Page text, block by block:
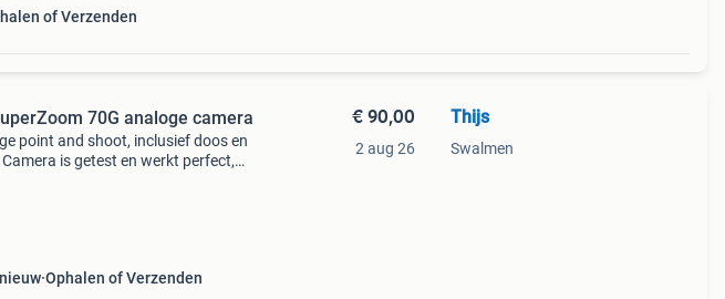
of Verzenden
70G analoge camera
point and shoot, inclusief doos en
is getest en werkt perfect,
Ophalen of Verzenden
€ 90,00
2 aug 26
Thijs
Swalmen